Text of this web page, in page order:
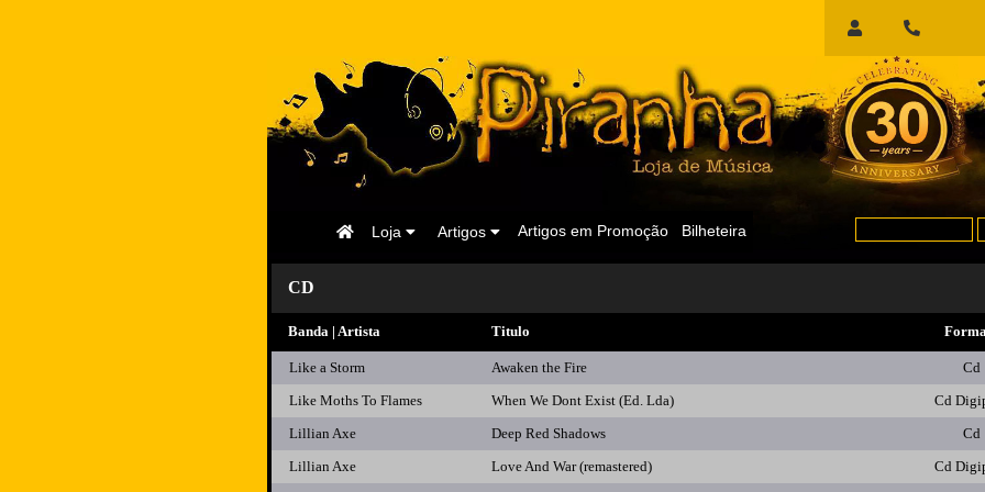
Início
Sessão
Bilheteira
Artigos em Promoção
Artigos
Loja
Página
CD
Banda | Artista Titulo
Like a Storm Awaken the Fire Cd
Like Moths To Flames
When We Dont Exist (Ed. Lda) Cd
Lillian Axe
Deep Red Shadows Cd
Lillian Axe
Love And War (remastered) Cd